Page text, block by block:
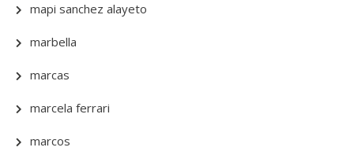
mapi sanchez alayeto
marbella
marcas
marcela ferrari
marcos